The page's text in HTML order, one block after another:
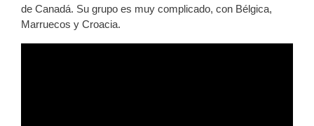
de Canadá. Su grupo es muy complicado, con Bélgica,
Marruecos y Croacia.